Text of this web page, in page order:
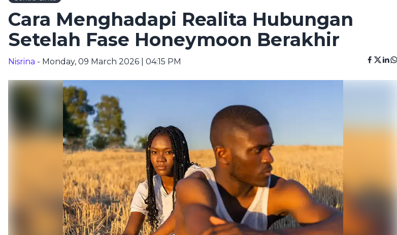
Cara Menghadapi Realita Hubungan
Setelah Fase Honeymoon Berakhir
Nisrina - Monday, 09 March 2026 | 04:15 PM